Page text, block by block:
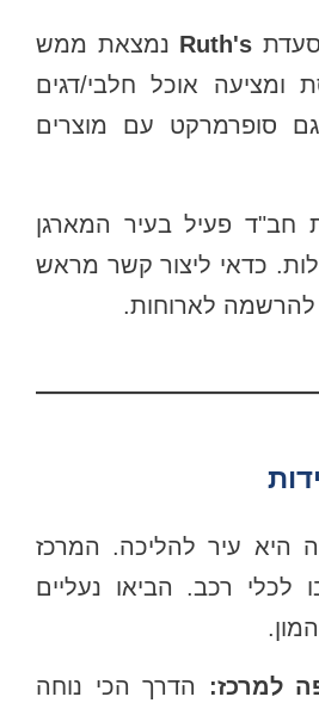
Ruth'sנמצאת ממש
אוכל חלבי/דגים
עם מוצרים
פעיל בעיר המארגן
כדאי ליצור קשר מראש
לארוחות.
עיר להליכה. המרכז
רכב. הביאו נעליים
הדרך הכי נוחה